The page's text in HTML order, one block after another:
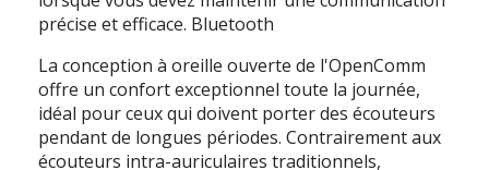
précise et efficace. Bluetooth
La conception à oreille ouverte de l'OpenComm
offre un confort exceptionnel toute la journée,
idéal pour ceux qui doivent porter des écouteurs
pendant de longues périodes. Contrairement aux
écouteurs intra-auriculaires traditionnels,